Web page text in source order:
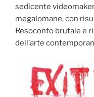
sedicente
megalomane, con
Resoconto brutale e
dell’arte